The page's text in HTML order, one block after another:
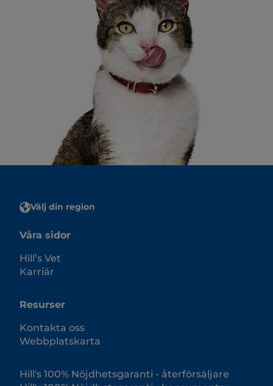
Välj din region
Våra sidor
Hill’s Vet
Karriär
Resurser
Kontakta oss
Webbplatskarta
Hill's 100% Nöjdhetsgaranti - återförsäljare